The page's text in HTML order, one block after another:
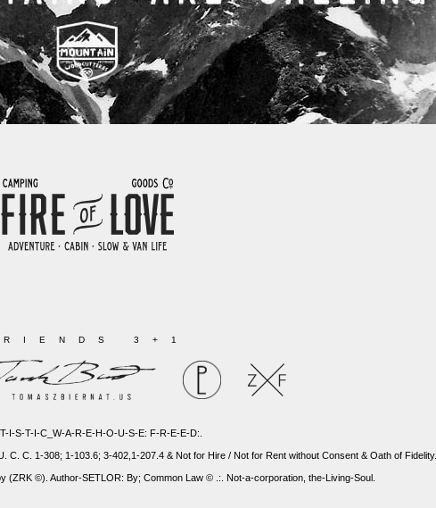
3+1
T-I-S-T-I-C_W-A-R-E-H-O-U-S-E: F-R-E-E-D:.
C. C. 1-308; 1-103.6; 3-402,1-207.4 & Not for Hire / Not for Rent without Consent & Oath of Fidelity.
(ZRK ©). Author-SETLOR: By; Common Law © .:. Not-a-corporation, the-Living-Soul.